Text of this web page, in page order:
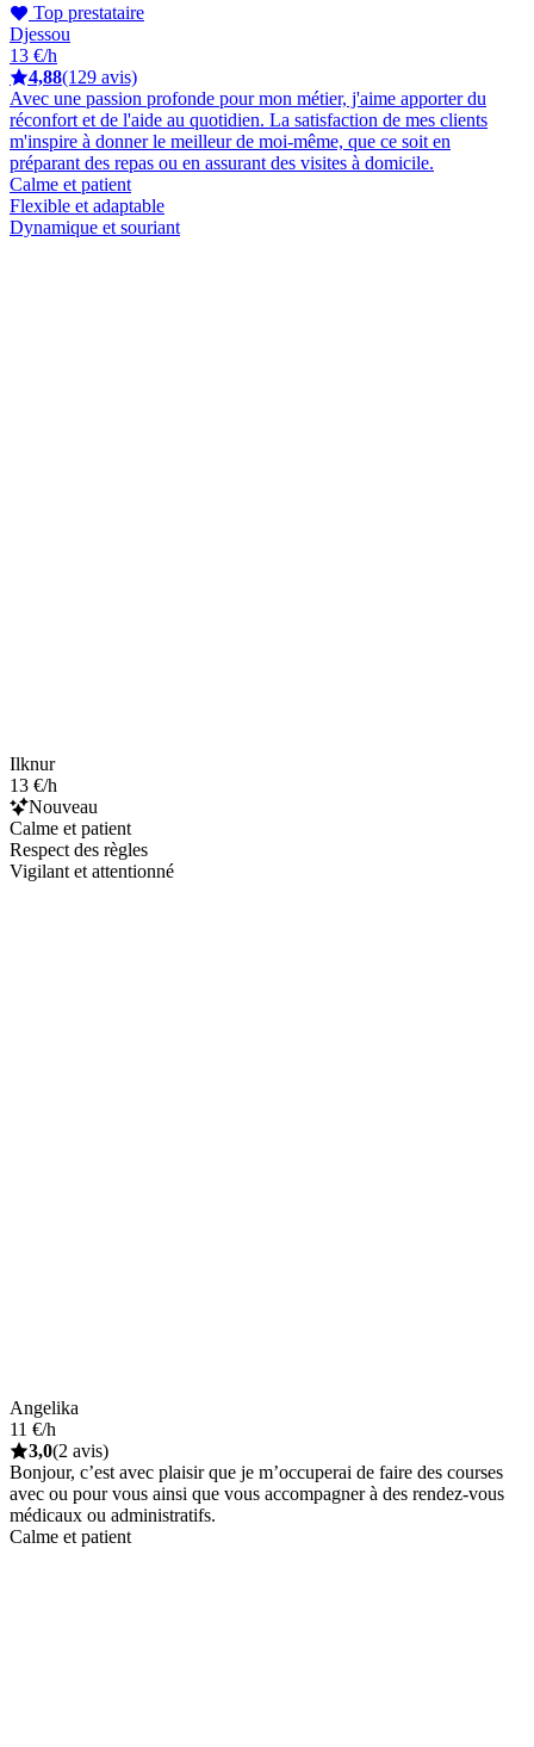
Top prestataire
Djessou
13 €/h
4,88(129 avis)
Avec une passion profonde pour mon métier, j'aime apporter du
réconfort et de l'aide au quotidien. La satisfaction de mes clients
m'inspire à donner le meilleur de moi-même, que ce soit en
préparant des repas ou en assurant des visites à domicile.
Calme et patient
Flexible et adaptable
Dynamique et souriant
Ilknur
13 €/h
Nouveau
Calme et patient
Respect des règles
Vigilant et attentionné
Angelika
11 €/h
3,0(2 avis)
Bonjour, c’est avec plaisir que je m’occuperai de faire des courses
avec ou pour vous ainsi que vous accompagner à des rendez-vous
médicaux ou administratifs.
Calme et patient